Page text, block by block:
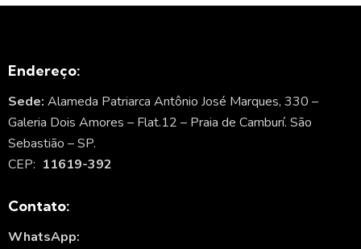
Endereço:
Sede: Alameda Patriarca Antônio José Marques, 330 –
Galeria Dois Amores – Flat.12 – Praia de Camburí. São
Sebastião – SP.
CEP: 11619-392
Contato:
WhatsApp: